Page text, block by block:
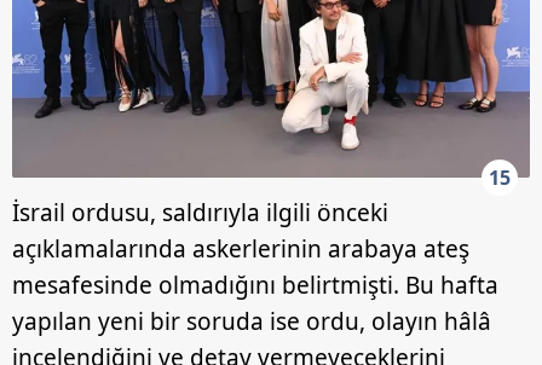
15
İsrail ordusu, saldırıyla ilgili önceki
açıklamalarında askerlerinin arabaya ateş
mesafesinde olmadığını belirtmişti. Bu hafta
yapılan yeni bir soruda ise ordu, olayın hâlâ
incelendiğini ve detay vermeyeceklerini